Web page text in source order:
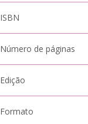
ISBN
Número de páginas
Edição
Formato